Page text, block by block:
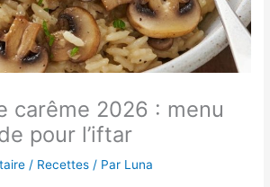
carême 2026 : menu
pour l’iftar
/ Recettes / Par Luna